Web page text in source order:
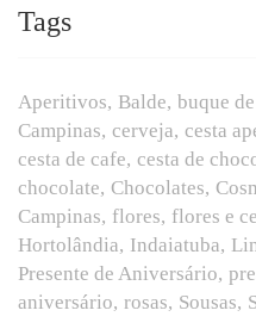
Tags
Aperitivos Balde buque
Campinas cerveja cesta
cesta de cafe cesta de
chocolate Chocolates
Campinas flores flores e
Hortolândia Indaiatuba
Presente de Aniversário
aniversário rosas Sousas